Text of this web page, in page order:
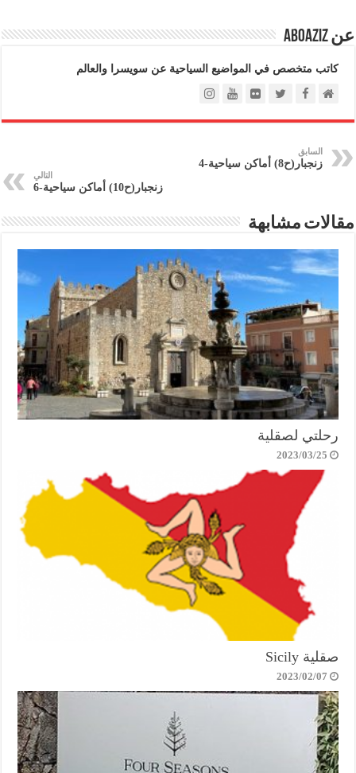
عن Aboaziz
كاتب متخصص في المواضيع السياحية عن سويسرا والعالم
السابق
زنجبار(ح8) أماكن سياحية-4
التالي
زنجبار(ح10) أماكن سياحية-6
مقالات مشابهة
رحلتي لصقلية
2023/03/25
صقلية Sicily
2023/02/07